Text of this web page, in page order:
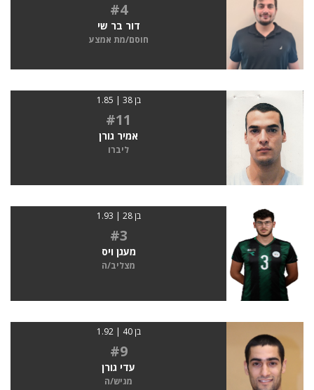
#4
דור בר שי
חוסם/מת אמצע
בן 38 | 1.85
#11
אמיר גורן
ליברו
בן 28 | 1.93
#3
מעגן ויס
מצליב/ה
בן 40 | 1.92
#9
עדי גורן
מגיש/ה